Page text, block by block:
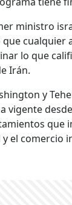
ministro
que cualquier
lo que
Irán.
y
vigente
que
el comercio